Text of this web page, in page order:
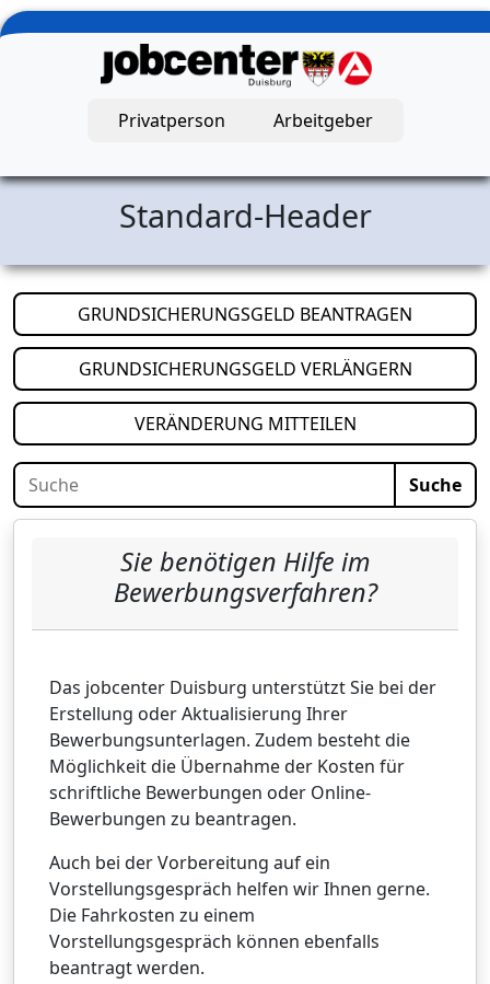
Zum Hauptinhalt springen
Jobcenter Duisburg – Startseite
Privatperson Arbeitgeber
Standard-Header
GRUNDSICHERUNGSGELD BEANTRAGEN
GRUNDSICHERUNGSGELD VERLÄNGERN(öffnet in
VERÄNDERUNG MITTEILEN(öffnet in
Suche Suche
Sie benötigen Hilfe im
Bewerbungsverfahren?
Das jobcenter Duisburg unterstützt Sie bei der
Erstellung oder Aktualisierung Ihrer
Bewerbungsunterlagen. Zudem besteht die
Möglichkeit die Übernahme der Kosten für
schriftliche Bewerbungen oder Online-
Bewerbungen zu beantragen.
Auch bei der Vorbereitung auf ein
Vorstellungsgespräch helfen wir Ihnen gerne.
Die Fahrkosten zu einem
Vorstellungsgespräch können ebenfalls
beantragt werden.